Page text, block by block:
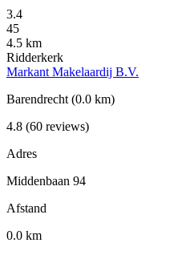
3.4
45
4.5 km
Ridderkerk
Markant Makelaardij B.V.
Barendrecht (0.0 km)
4.8 (60 reviews)
Adres
Middenbaan 94
Afstand
0.0 km